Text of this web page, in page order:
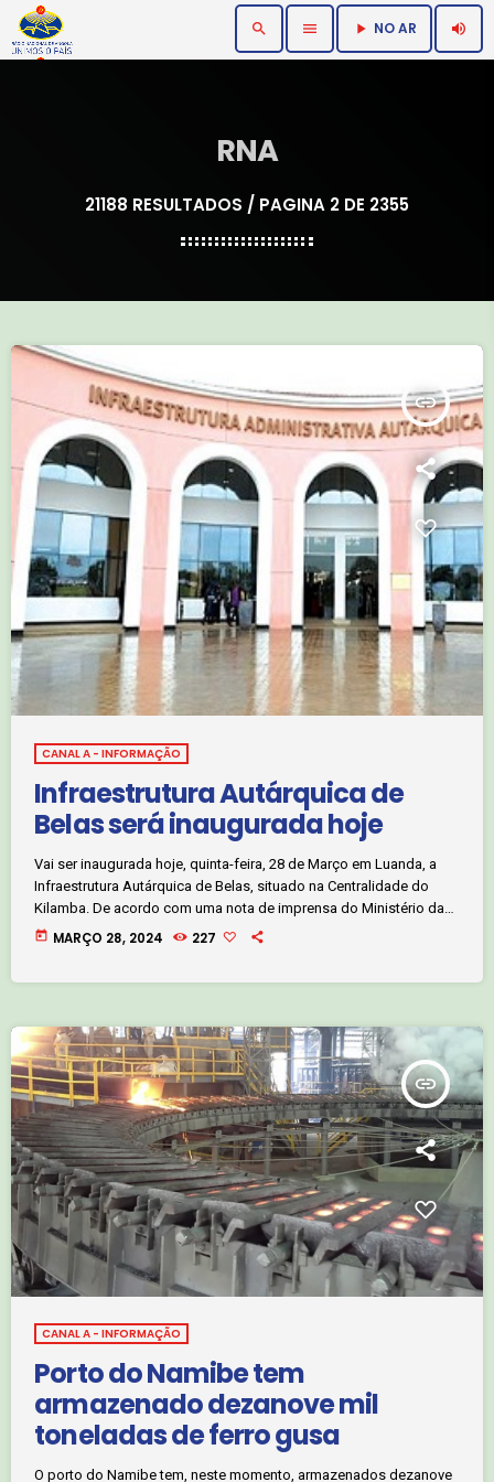
search menu play_arrow NO AR volume_up
RNA
21188 RESULTADOS / PAGINA 2 DE 2355
insert_link
CANAL A - INFORMAÇÃO
Infraestrutura Autárquica de
Belas será inaugurada hoje
Vai ser inaugurada hoje, quinta-feira, 28 de Março em Luanda, a
Infraestrutura Autárquica de Belas, situado na Centralidade do
Kilamba. De acordo com uma nota de imprensa do Ministério da
Administração do Território, o empreendimento faz parte da
today MARÇO 28, 2024 227
insert_link
CANAL A - INFORMAÇÃO
Porto do Namibe tem
armazenado dezanove mil
toneladas de ferro gusa
O porto do Namibe tem, neste momento, armazenados dezanove